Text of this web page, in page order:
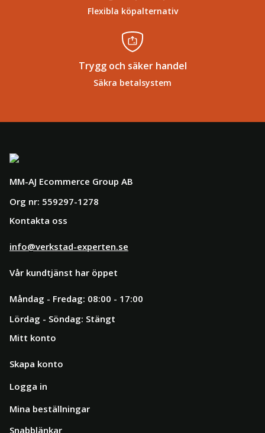
Flexibla köpalternativ
Trygg och säker handel
Säkra betalsystem
MM-AJ Ecommerce Group AB
Org nr: 559297-1278
Kontakta oss
info@verkstad-experten.se
Vår kundtjänst har öppet
Måndag - Fredag: 08:00 - 17:00
Lördag - Söndag: Stängt
Mitt konto
Skapa konto
Logga in
Mina beställningar
Snabblänkar